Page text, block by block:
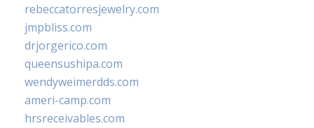
rebeccatorresjewelry.com
jmpbliss.com
drjorgerico.com
queensushipa.com
wendyweimerdds.com
ameri-camp.com
hrsreceivables.com